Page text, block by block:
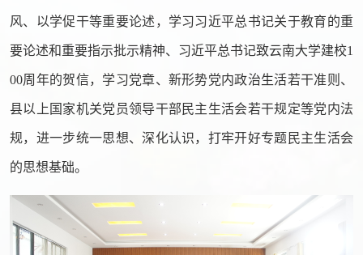
风、以学促干等重要论述，学习习近平总书记关于教育的重
要论述和重要指示批示精神、习近平总书记致云南大学建校1
00周年的贺信，学习党章、新形势党内政治生活若干准则、
县以上国家机关党员领导干部民主生活会若干规定等党内法
规，进一步统一思想、深化认识，打牢开好专题民主生活会
的思想基础。